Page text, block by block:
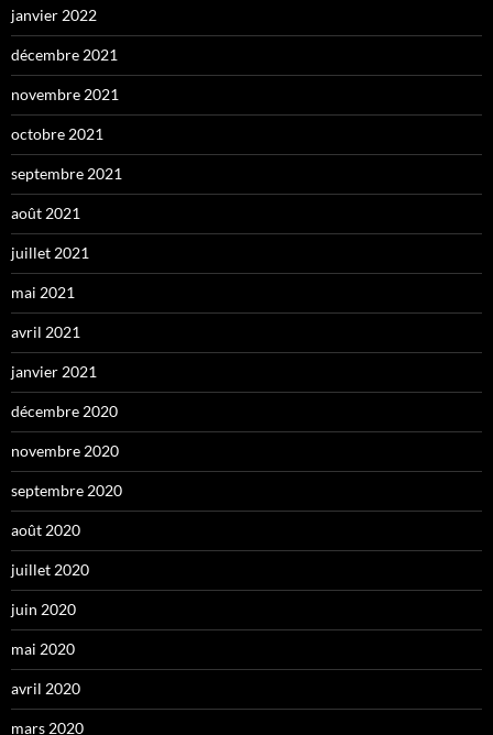
janvier 2022
décembre 2021
novembre 2021
octobre 2021
septembre 2021
août 2021
juillet 2021
mai 2021
avril 2021
janvier 2021
décembre 2020
novembre 2020
septembre 2020
août 2020
juillet 2020
juin 2020
mai 2020
avril 2020
mars 2020